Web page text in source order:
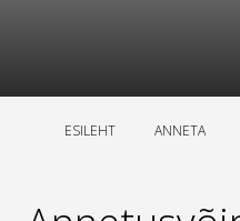
ESILEHT ANNETA